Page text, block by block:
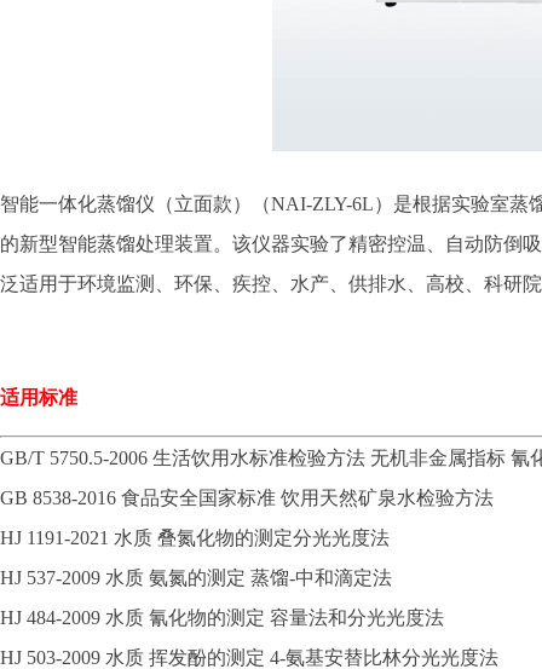
智能一体化蒸馏仪（立面款）（NAI-ZLY-6L）是根据实验室
的新型智能蒸馏处理装置。该仪器实验了精密控温、自动防倒
泛适用于环境监测、环保、疾控、水产、供排水、高校、科研
适用标准
GB/T 5750.5-2006 生活饮用水标准检验方法 无机非金属指标 氰
GB 8538-2016 食品安全国家标准 饮用天然矿泉水检验方法
HJ 1191-2021 水质 叠氮化物的测定分光光度法
HJ 537-2009 水质 氨氮的测定 蒸馏-中和滴定法
HJ 484-2009 水质 氰化物的测定 容量法和分光光度法
HJ 503-2009 水质 挥发酚的测定 4-氨基安替比林分光光度法